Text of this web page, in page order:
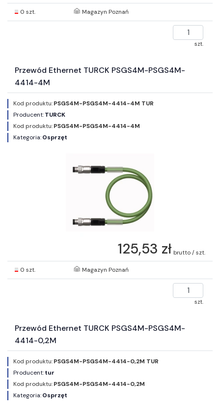
0 szt. Magazyn Poznań
szt.
Przewód Ethernet TURCK PSGS4M-PSGS4M-
4414-4M
Kod produktu:PSGS4M-PSGS4M-4414-4M TUR
Producent:TURCK
Kod produktu:PSGS4M-PSGS4M-4414-4M
Kategoria:Osprzęt
125,53 zł brutto / szt.
0 szt. Magazyn Poznań
szt.
Przewód Ethernet TURCK PSGS4M-PSGS4M-
4414-0,2M
Kod produktu:PSGS4M-PSGS4M-4414-0,2M TUR
Producent:tur
Kod produktu:PSGS4M-PSGS4M-4414-0,2M
Kategoria:Osprzęt